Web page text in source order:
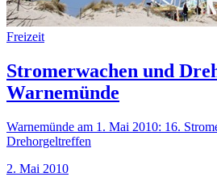
Freizeit
Stromerwachen und
Warnemünde
Warnemünde am 1. Mai 2010: 16.
Drehorgeltreffen
2. Mai 2010